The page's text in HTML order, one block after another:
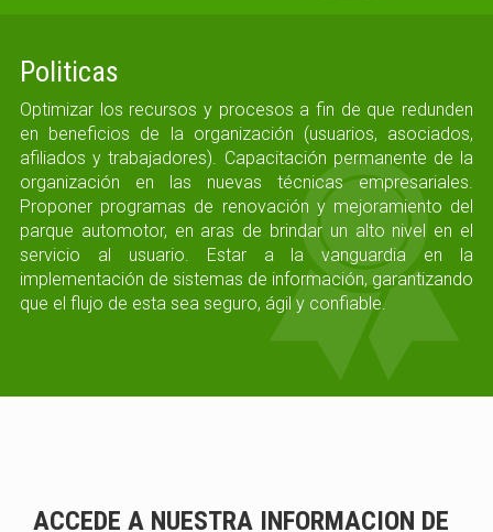
Politicas
Optimizar los recursos y procesos a fin de que redunden
en beneficios de la organización (usuarios, asociados,
afiliados y trabajadores). Capacitación permanente de la
organización en las nuevas técnicas empresariales.
Proponer programas de renovación y mejoramiento del
parque automotor, en aras de brindar un alto nivel en el
servicio al usuario. Estar a la vanguardia en la
implementación de sistemas de información, garantizando
que el flujo de esta sea seguro, ágil y confiable.
ACCEDE A NUESTRA INFORMACION DE